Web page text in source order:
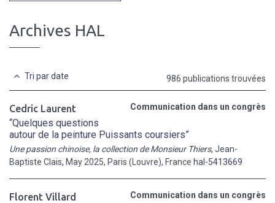
Archives HAL
Tri par date 986 publications trouvées
Communication dans un congrès
Cedric Laurent
“Quelques questions
autour de la peinture Puissants coursiers”
Une passion chinoise, la collection de Monsieur Thiers, Jean-
Baptiste Clais, May 2025, Paris (Louvre), France hal-5413669
Communication dans un congrès
Florent Villard